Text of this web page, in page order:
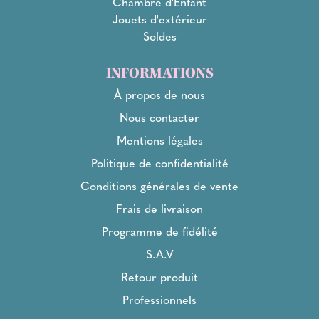
Jouets d'extérieur
Soldes
INFORMATIONS
À propos de nous
Nous contacter
Mentions légales
Politique de confidentialité
Conditions générales de vente
Frais de livraison
Programme de fidélité
S.A.V
Retour produit
Professionnels